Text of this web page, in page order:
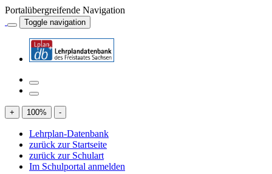
Portalübergreifende Navigation
Toggle navigation
+ 100% -
Lehrplan-Datenbank
zurück zur Startseite
zurück zur Schulart
Im Schulportal anmelden